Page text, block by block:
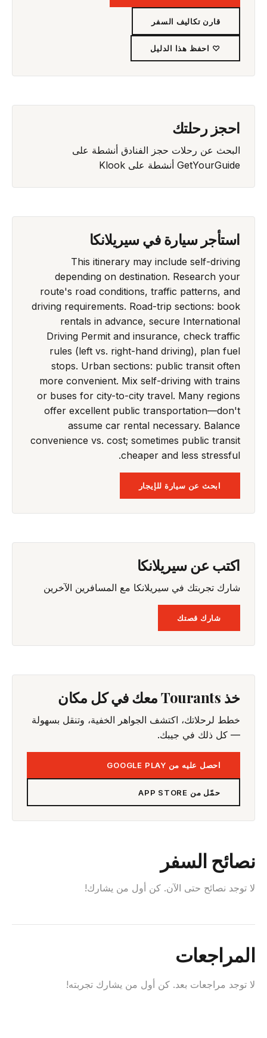
قارن تكاليف السفر
♡ احفظ هذا الدليل
احجز رحلتك
البحث عن رحلات حجز الفنادق أنشطة على
GetYourGuide أنشطة على Klook
استأجر سيارة في سيريلانكا
This itinerary may include self-driving
depending on destination. Research your
route's road conditions, traffic patterns, and
driving requirements. Road-trip sections: book
rentals in advance, secure International
Driving Permit and insurance, check traffic
rules (left vs. right-hand driving), plan fuel
stops. Urban sections: public transit often
more convenient. Mix self-driving with trains
or buses for city-to-city travel. Many regions
offer excellent public transportation—don't
assume car rental necessary. Balance
convenience vs. cost; sometimes public transit
cheaper and less stressful.
ابحث عن سيارة للإيجار
اكتب عن سيريلانكا
شارك تجربتك في سيريلانكا مع المسافرين الآخرين
شارك قصتك
خذ Tourants معك في كل مكان
خطط لرحلاتك، اكتشف الجواهر الخفية، وتنقل بسهولة
— كل ذلك في جيبك.
احصل عليه من GOOGLE PLAY
حمّل من APP STORE
نصائح السفر
لا توجد نصائح حتى الآن. كن أول من يشارك!
المراجعات
لا توجد مراجعات بعد. كن أول من يشارك تجربته!